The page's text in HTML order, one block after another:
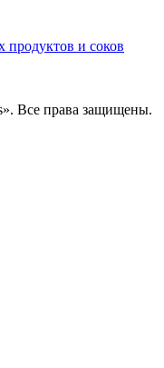
продуктов и соков
Все права защищены.